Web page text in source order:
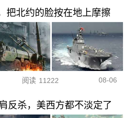
把北约的脸按在地上摩擦
阅读 11222 08-06
反杀，美西方都不淡定了